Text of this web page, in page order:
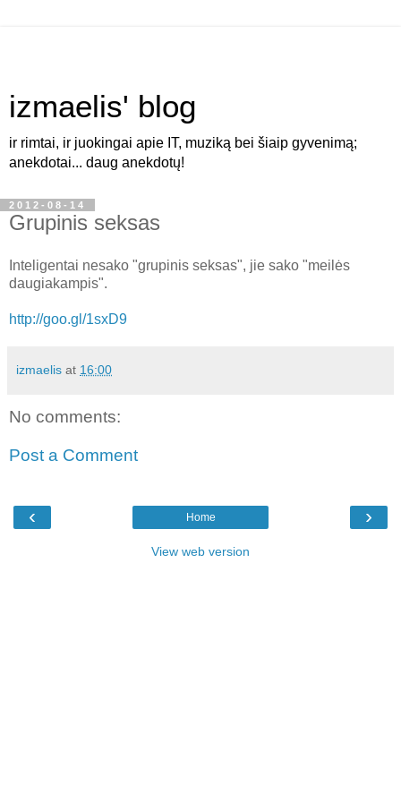
izmaelis' blog
ir rimtai, ir juokingai apie IT, muziką bei šiaip gyvenimą;
anekdotai... daug anekdotų!
2012-08-14
Grupinis seksas
Inteligentai nesako "grupinis seksas", jie sako "meilės
daugiakampis".
http://goo.gl/1sxD9
izmaelis at 16:00
No comments:
Post a Comment
‹ ›
Home
View web version